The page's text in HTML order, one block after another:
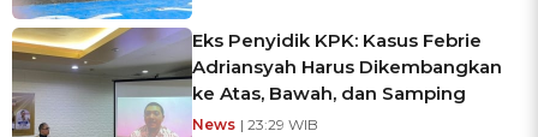
Eks Penyidik KPK: Kasus Febrie
Adriansyah Harus Dikembangkan
ke Atas, Bawah, dan Samping
News | 23:29 WIB